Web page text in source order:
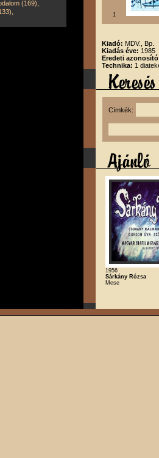
(169),
, 1
Kiadó: MDV., Bp.
Kiadás éve: 1985
Eredeti
Technika: 1
Címkék:
1956
Sárkány Rózsa
Mese